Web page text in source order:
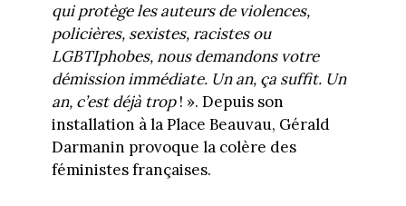
qui protège les auteurs de violences,
policières, sexistes, racistes ou
LGBTIphobes, nous demandons votre
démission immédiate. Un an, ça suffit. Un
an, c’est déjà trop! ». Depuis son
installation à la Place Beauvau, Gérald
Darmanin provoque la colère des
féministes françaises.